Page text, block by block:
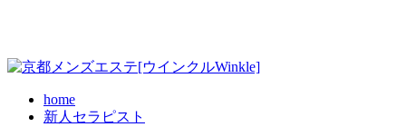
home
新人セラピスト